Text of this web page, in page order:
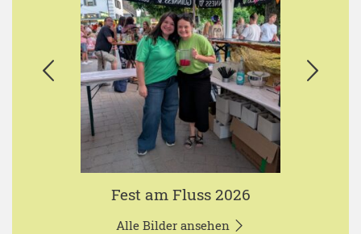
Fest am Fluss 2026
Alle Bilder ansehen